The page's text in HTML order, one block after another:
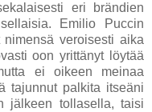
eri brändien
Emilio Puccin
veroisesti aika
oon yrittänyt löytää
ei oikeen meinaa
tajunnut palkita itseäni
jälkeen tollasella, taisi